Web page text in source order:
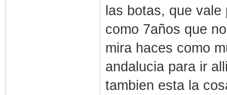
las botas, que
como 7años que
mira haces como
andalucia para ir
tambien esta la